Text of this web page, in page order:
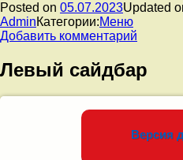
Posted on 05.07.2023Updated
AdminКатегории:Меню
Добавить комментарий
Меню
Левый сайдбар
Версия